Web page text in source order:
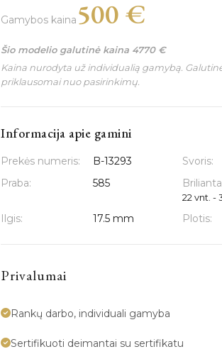
Gamybos kaina 500 €
Šio modelio galutinė kaina 4770 €
Kaina nurodyta už individualią gamybą.
priklausomai nuo pasirinkimų.
Informacija apie gamini
Prekės numeris: B-13293 Svoris:
Praba:
585
22 vnt. -
Ilgis: 17.5 mm Plotis:
Privalumai
Rankų darbo, individuali gamyba
Sertifikuoti deimantai su sertifikatu